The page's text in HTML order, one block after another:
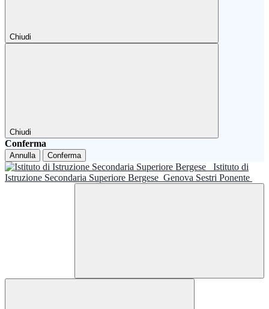
Chiudi
Chiudi
Conferma
Annulla Conferma
Istituto di
Istruzione Secondaria Superiore Bergese Genova Sestri Ponente